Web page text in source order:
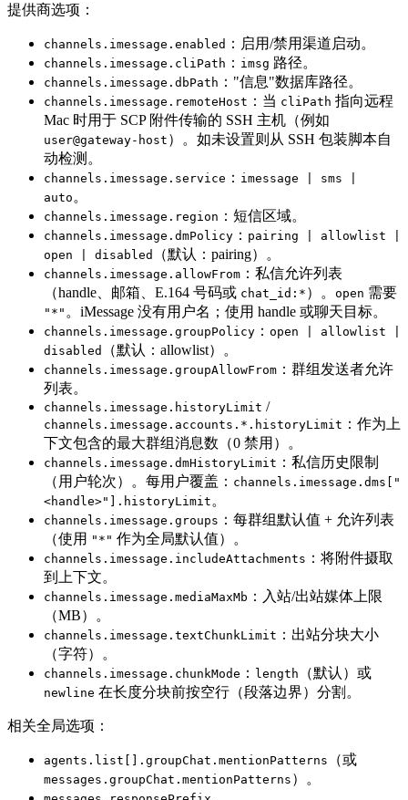
提供商选项：
channels.imessage.enabled ：启用/禁用渠道启动。
channels.imessage.cliPath ： imsg 路径。
channels.imessage.dbPath ："信息"数据库路径。
channels.imessage.remoteHost ：当 cliPath 指向远程
Mac 时用于 SCP 附件传输的 SSH 主机（例如
user@gateway-host ）。如未设置则从 SSH 包装脚本自
动检测。
channels.imessage.service ： imessage | sms |
auto 。
channels.imessage.region ：短信区域。
channels.imessage.dmPolicy ： pairing | allowlist |
open | disabled
（默认：pairing）。
channels.imessage.allowFrom ：私信允许列表
（handle、邮箱、E.164 号码或 chat_id:* ）。 open 需要
"*" 。iMessage 没有用户名；使用 handle 或聊天目标。
channels.imessage.groupPolicy ： open | allowlist |
disabled
（默认：allowlist）。
channels.imessage.groupAllowFrom ：群组发送者允许
列表。
channels.imessage.historyLimit /
channels.imessage.accounts.*.historyLimit ：作为上
下文包含的最大群组消息数（0 禁用）。
channels.imessage.dmHistoryLimit ：私信历史限制
（用户轮次）。每用户覆盖： channels.imessage.dms["
<handle>"].historyLimit 。
channels.imessage.groups ：每群组默认值 + 允许列表
（使用 "*" 作为全局默认值）。
channels.imessage.includeAttachments ：将附件摄取
到上下文。
channels.imessage.mediaMaxMb ：入站/出站媒体上限
（MB）。
channels.imessage.textChunkLimit ：出站分块大小
（字符）。
channels.imessage.chunkMode ： length （默认）或
newline 在长度分块前按空行（段落边界）分割。
相关全局选项：
agents.list[].groupChat.mentionPatterns （或
messages.groupChat.mentionPatterns ）。